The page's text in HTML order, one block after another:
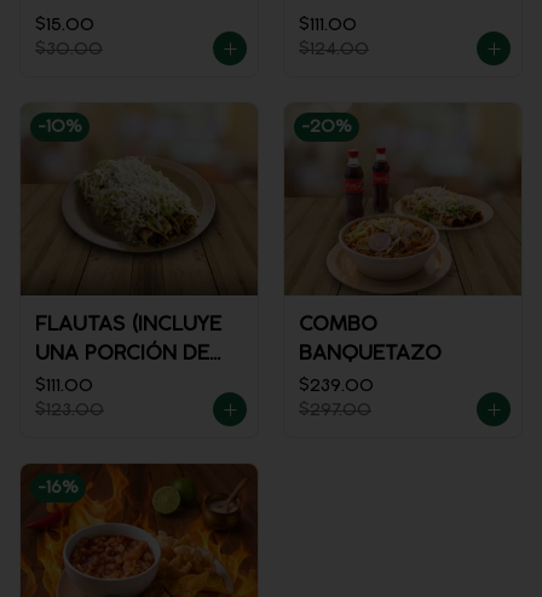
$15.00
$30.00
$111.00
$124.00
-10%
FLAUTAS (INCLUYE
UNA PORCIÓN DE
SALSA)
$111.00
$123.00
-20%
COMBO
BANQUETAZO
$239.00
$297.00
-16%